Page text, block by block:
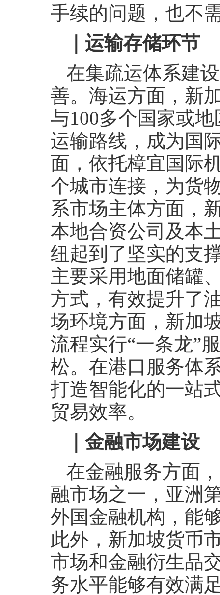
手续的问题，也不
｜运输存储环节
在集疏运体系建
善。海运方面，新
与100多个国家或
运输路线，成为国
面，依托樟宜国际
个城市连接，为货
系市场主体方面，
本地合资公司及本
纽起到了坚实的支
主要采用地面储罐
方式，有效提升了
场环境方面，新加
流程实行“一条龙”
松。在港口服务体
打造智能化的一站
贸易效率。
｜金融市场建设
在金融服务方面
融市场之一，亚洲
外国金融机构，能
此外，新加坡货币
市场和金融衍生品
务水平能够有效满